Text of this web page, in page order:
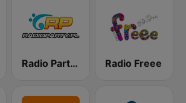
Radio Party - Kanał Trance Radio Freee